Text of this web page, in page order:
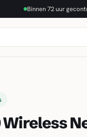
Binnen 72 uur